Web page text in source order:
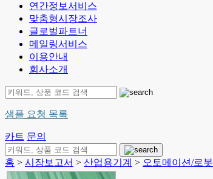
연간정보서비스
맞춤형시장조사
글로벌파트너
메일링서비스
이용안내
회사소개
샘플 요청 목록
카트 문의
홈 > 시장보고서 > 산업용기계 > 오토메이션/로봇